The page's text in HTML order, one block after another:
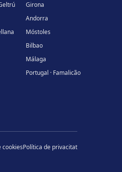
Girona
Andorra
Móstoles
Bilbao
Málaga
Portugal · Famalicão
cookiesPolítica de privacitat